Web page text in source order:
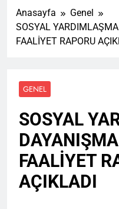
Anasayfa
Genel
SOSYAL
FAALİYET RAPORU
GENEL
SOSYAL
FAALİYET
AÇIKLADI